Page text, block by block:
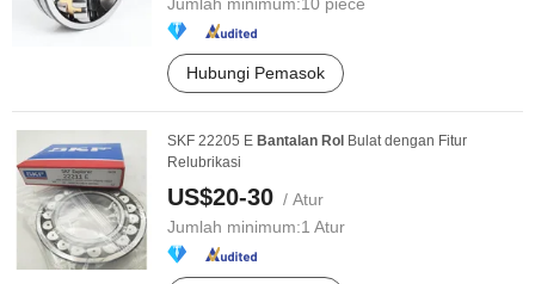
Hubungi Pemasok
SKF 22205 E Bantalan Rol Bulat dengan Fitur
Relubrikasi
US$20-30 / Atur
Jumlah minimum:1 Atur